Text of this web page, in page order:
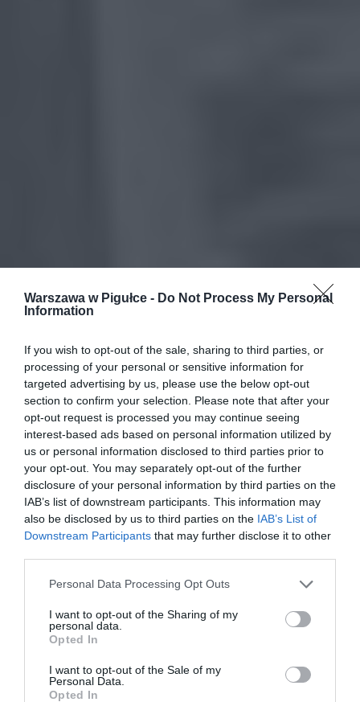
Warszawa w Pigułce - Do Not Process My Personal
Information
If you wish to opt-out of the sale, sharing to third parties, or
processing of your personal or sensitive information for
targeted advertising by us, please use the below opt-out
section to confirm your selection. Please note that after your
opt-out request is processed you may continue seeing
interest-based ads based on personal information utilized by
us or personal information disclosed to third parties prior to
your opt-out. You may separately opt-out of the further
disclosure of your personal information by third parties on the
IAB’s list of downstream participants. This information may
also be disclosed by us to third parties on the IAB’s List of
Downstream Participants that may further disclose it to other
Personal Data Processing Opt Outs
I want to opt-out of the Sharing of my
personal data.
Opted In
I want to opt-out of the Sale of my
Personal Data.
Opted In